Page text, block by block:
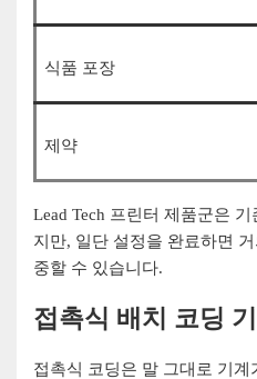
식품 포장
제약
Lead Tech 프린터 제품군은
지만, 일단 설정을 완료하면
중할 수 있습니다.
접촉식 배치 코딩
접촉식 코딩은 말 그대로 기